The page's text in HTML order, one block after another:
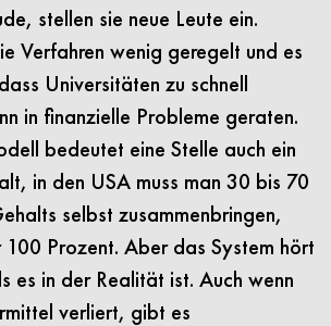
stellen sie neue Leute ein.
Verfahren wenig geregelt und es
Universitäten zu schnell
in finanzielle Probleme geraten.
bedeutet eine Stelle auch ein
in den USA muss man 30 bis 70
selbst zusammenbringen,
100 Prozent. Aber das System hört
es in der Realität ist. Auch wenn
verliert, gibt es